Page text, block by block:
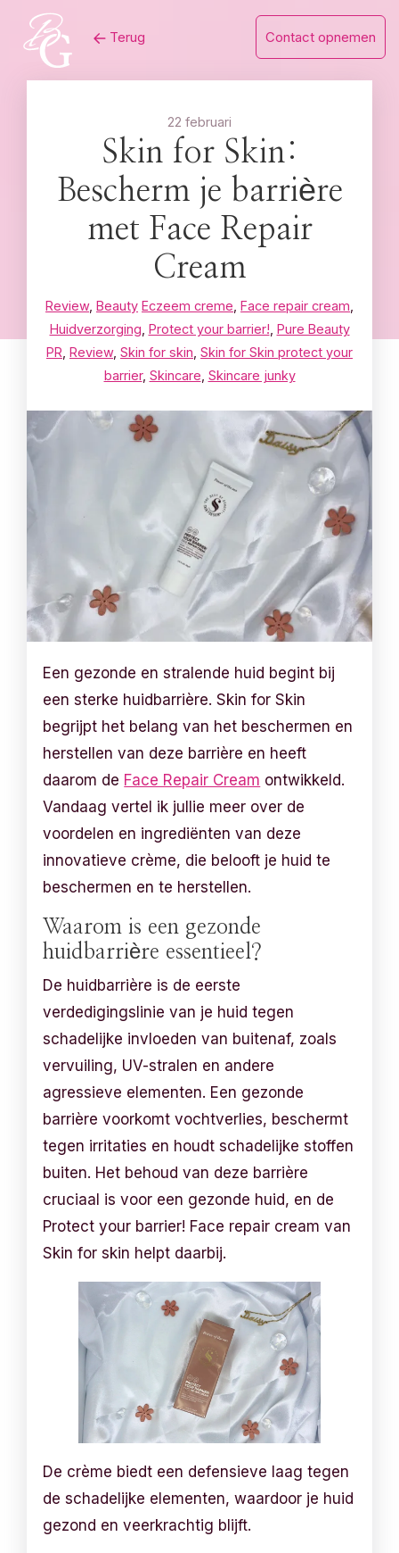
content
Terug Contact opnemen
22 februari
Skin for Skin:
Bescherm je barrière
met Face Repair
Cream
Review, Beauty Eczeem creme Face repair cream
Huidverzorging Protect your barrier! Pure Beauty
PR Review, Skin for skin Skin for Skin protect your
barrier, Skincare Skincare junky
Een gezonde en stralende huid begint bij
een sterke huidbarrière. Skin for Skin
begrijpt het belang van het beschermen en
herstellen van deze barrière en heeft
daarom de Face Repair Cream ontwikkeld.
Vandaag vertel ik jullie meer over de
voordelen en ingrediënten van deze
innovatieve crème, die belooft je huid te
beschermen en te herstellen.
Waarom is een gezonde
huidbarrière essentieel?
De huidbarrière is de eerste
verdedigingslinie van je huid tegen
schadelijke invloeden van buitenaf, zoals
vervuiling, UV-stralen en andere
agressieve elementen. Een gezonde
barrière voorkomt vochtverlies, beschermt
tegen irritaties en houdt schadelijke stoffen
buiten. Het behoud van deze barrière
cruciaal is voor een gezonde huid, en de
Protect your barrier! Face repair cream van
Skin for skin helpt daarbij.
De crème biedt een defensieve laag tegen
de schadelijke elementen, waardoor je huid
gezond en veerkrachtig blijft.